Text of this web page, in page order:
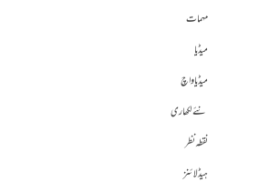
مہمات
میڈیا
میڈیا واچ
نئے لکھاری
نقطہ نظر
ہیڈلائنز